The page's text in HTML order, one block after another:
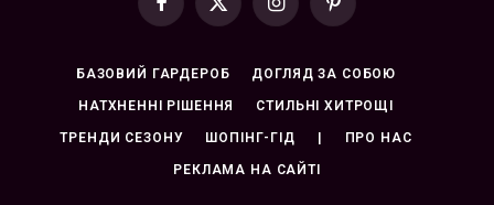
Facebook
X
InstagramPinterest
БАЗОВИЙ ГАРДЕРОБ ДОГЛЯД ЗА СОБОЮ
НАТХНЕННІ РІШЕННЯ СТИЛЬНІ ХИТРОЩІ
ТРЕНДИ СЕЗОНУ ШОПІНГ-ГІД | ПРО НАС
РЕКЛАМА НА САЙТІ